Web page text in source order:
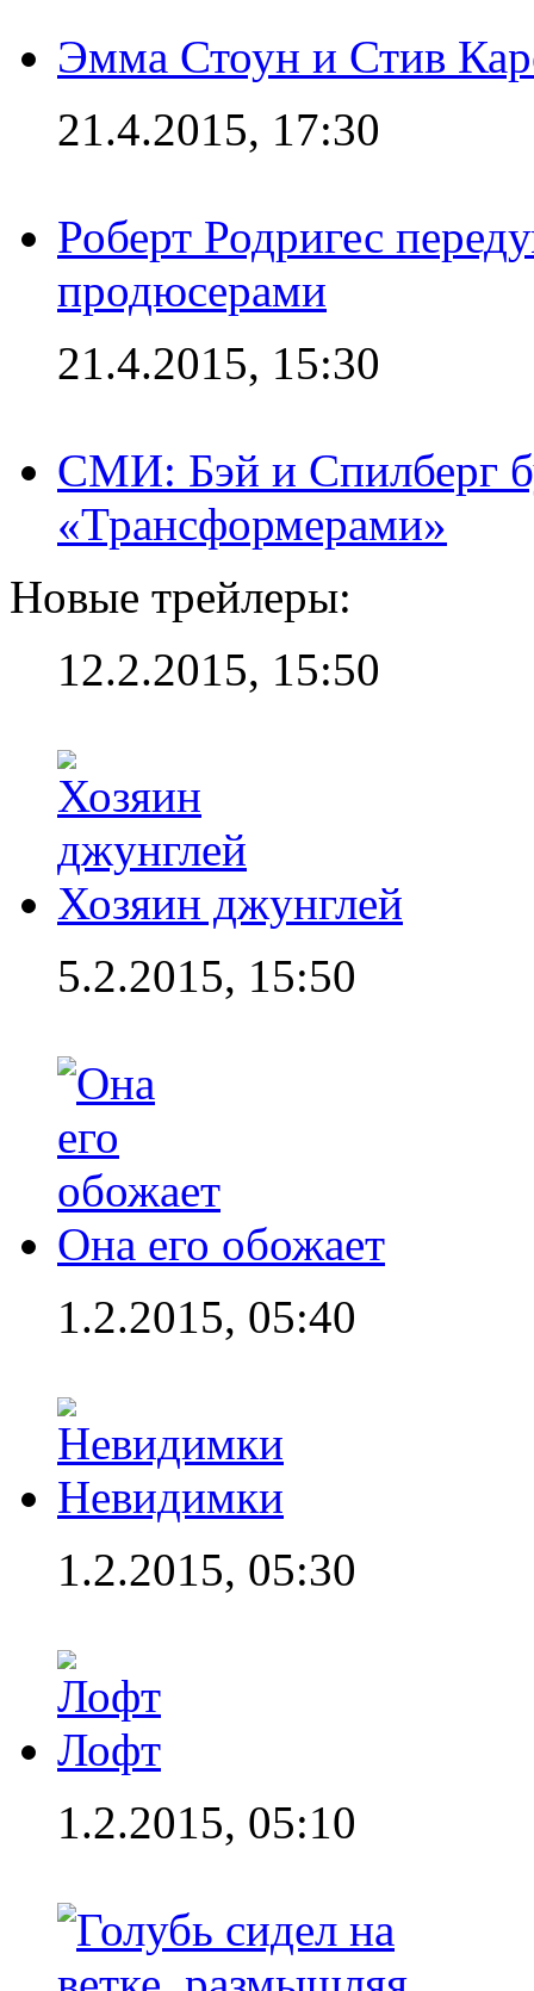
Эмма Стоун и Стив
21.4.2015, 17:30
Роберт Родригес
продюсерами
21.4.2015, 15:30
СМИ: Бэй и Спилберг
«Трансформерами»
Новые трейлеры:
12.2.2015, 15:50
Хозяин джунглей
5.2.2015, 15:50
Она его обожает
1.2.2015, 05:40
Невидимки
1.2.2015, 05:30
Лофт
1.2.2015, 05:10